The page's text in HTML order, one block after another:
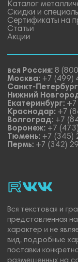
Каталог
Скидки и
Сертификаты на
Статьи
Акции
вся Россия: 8
Москва: +7 (499)
Санкт-
Нижний
Екатеринбург:
Краснодар: +7
Волгоград: +7
Воронеж: +7
Тюмень: +7 (345)
Пермь: +7 (342)
rutubevk_video.
Vk.
Вся текстовая и
представленная
характер и не
вид, подробные
поставки